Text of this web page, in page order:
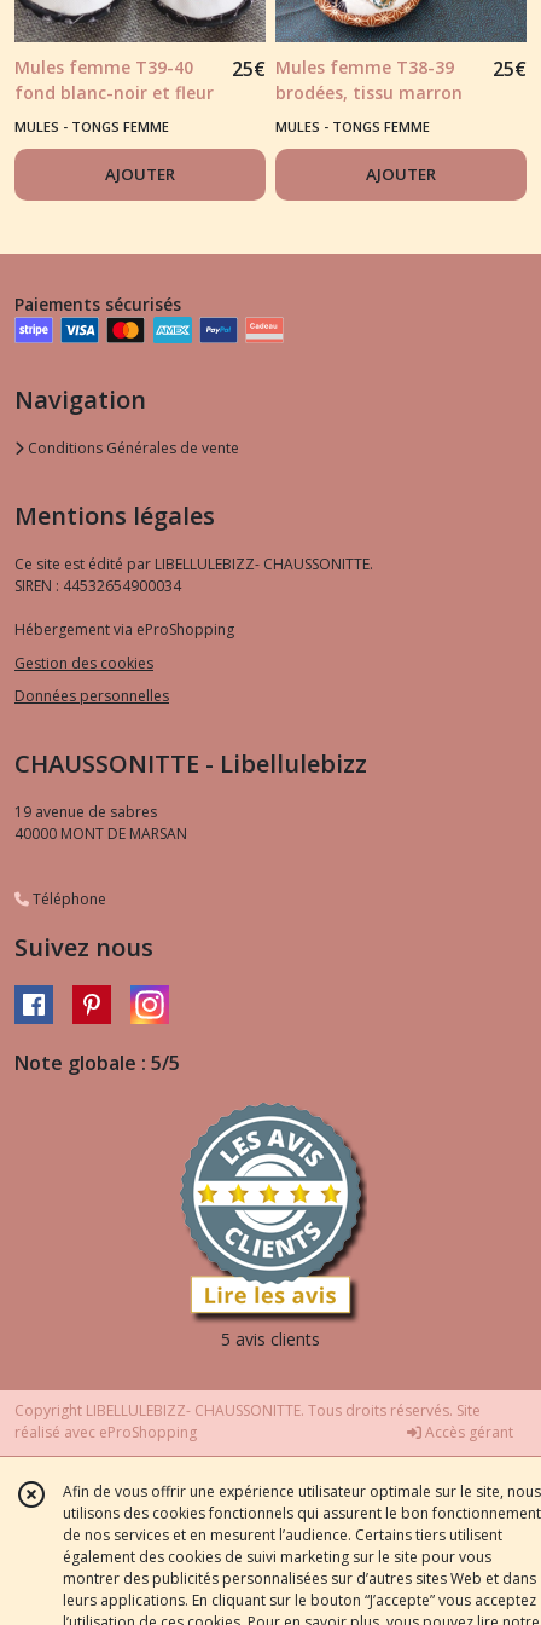
Mules femme T39-40
fond blanc-noir et fleur
rouge appliqué dessus
de pied
25€
MULES - TONGS FEMME
AJOUTER
Mules femme T38-39
brodées, tissu marron
et motifs japonisants
25€
MULES - TONGS FEMME
AJOUTER
Paiements sécurisés
Navigation
Conditions Générales de vente
Mentions légales
Ce site est édité par LIBELLULEBIZZ- CHAUSSONITTE.
SIREN : 44532654900034
Hébergement via eProShopping
Gestion des cookies
Données personnelles
CHAUSSONITTE - Libellulebizz
19 avenue de sabres
40000 MONT DE MARSAN
Téléphone
Suivez nous
Note globale : 5/5
5 avis clients
Copyright LIBELLULEBIZZ- CHAUSSONITTE. Tous droits réservés. Site
réalisé avec eProShopping Accès gérant
Afin de vous offrir une expérience utilisateur optimale sur le site, nous
utilisons des cookies fonctionnels qui assurent le bon fonctionnement
de nos services et en mesurent l’audience. Certains tiers utilisent
également des cookies de suivi marketing sur le site pour vous
montrer des publicités personnalisées sur d’autres sites Web et dans
leurs applications. En cliquant sur le bouton “J’accepte” vous acceptez